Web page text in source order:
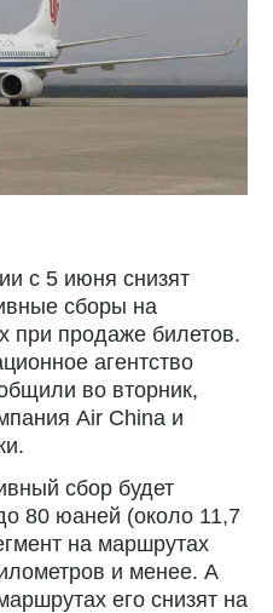
с 5 июня снизят
сборы на
при продаже билетов.
агентство
во вторник,
Air China и
сбор будет
80 юаней (около 11,7
на маршрутах
и менее. А
его снизят на